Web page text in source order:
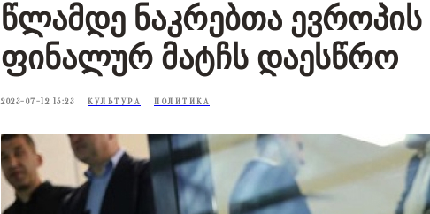
წლამდე ნაკრებთა ევროპის
ფინალურ მატჩს დაესწრო
2023-07-12 15:23 КУЛЬТУРА ПОЛИТИКА